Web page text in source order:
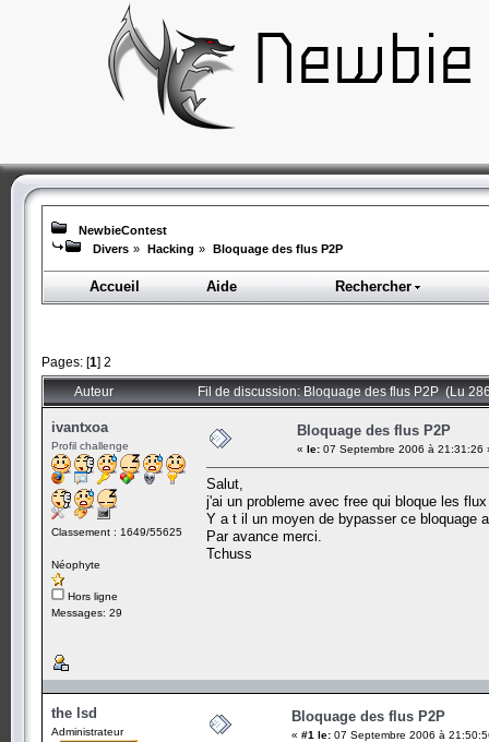
NewbieContest
Divers » Hacking » Bloquage des flus P2P
Accueil Aide Rechercher
Pages: [1] 2
Auteur Fil de discussion: Bloquage des flus P2P (Lu
ivantxoa
Profil challenge
Classement : 1649/55625
Néophyte
Hors ligne
Messages: 29
Bloquage des flus P2P
« le: 07 Septembre 2006 à 21:31:26
Salut,
j'ai un probleme avec free qui bloque les
Y a t il un moyen de bypasser ce bloquage
Par avance merci.
Tchuss
the lsd
Administrateur
Bloquage des flus P2P
« #1 le: 07 Septembre 2006 à